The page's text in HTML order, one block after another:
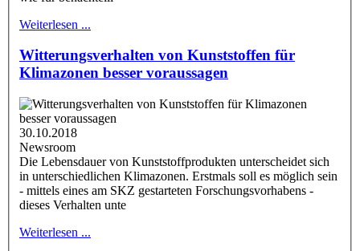
Weiterlesen ...
Witterungsverhalten von Kunststoffen für
Klimazonen besser voraussagen
30.10.2018
Newsroom
Die Lebensdauer von Kunststoffprodukten unterscheidet sich
in unterschiedlichen Klimazonen. Erstmals soll es möglich sein
- mittels eines am SKZ gestarteten Forschungsvorhabens -
dieses Verhalten unte
Weiterlesen ...